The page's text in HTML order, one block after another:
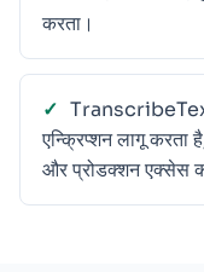
करता।
TranscribeText
एन्क्रिप्शन लागू
और प्रोडक्शन एक्सेस